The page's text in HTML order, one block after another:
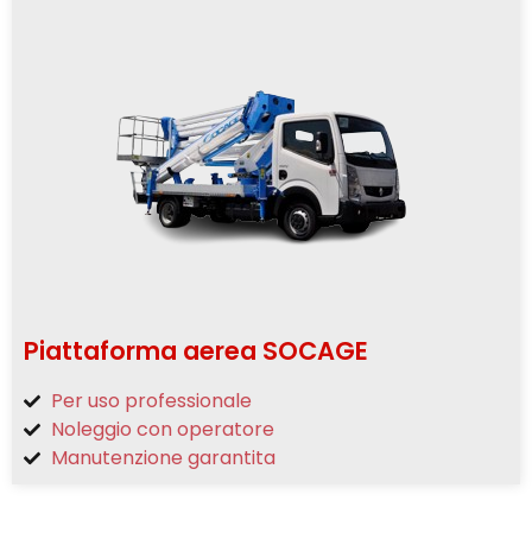
Piattaforma aerea SOCAGE
Per uso professionale
Noleggio con operatore
Manutenzione garantita